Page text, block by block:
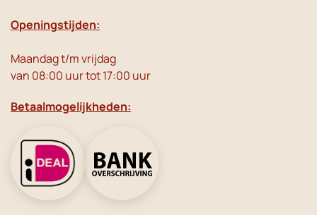
Openingstijden:
Maandag t/m vrijdag
van 08:00 uur tot 17:00 uur
Betaalmogelijkheden: